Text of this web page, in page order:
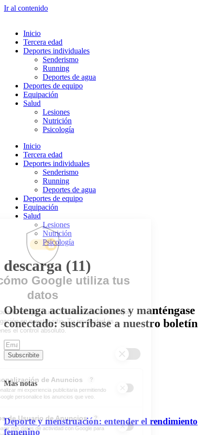
Ir al contenido
Inicio
Tercera edad
Deportes individuales
Senderismo
Running
Deportes de agua
Deportes de equipo
Equipación
Salud
Lesiones
Nutrición
Psicología
Inicio
Tercera edad
Deportes individuales
Senderismo
Running
Deportes de agua
Deportes de equipo
Equipación
Salud
Lesiones
Nutrición
Psicología
descarga (11)
Obtenga actualizaciones y manténgase
conectado: suscríbase a nuestro boletín
Subscribite
Mas notas
Deporte y menstruación: entender el rendimiento
femenino